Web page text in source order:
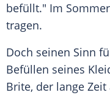
befüllt." Im
tragen.
Doch seinen Sinn
Befüllen seines
Brite, der lange